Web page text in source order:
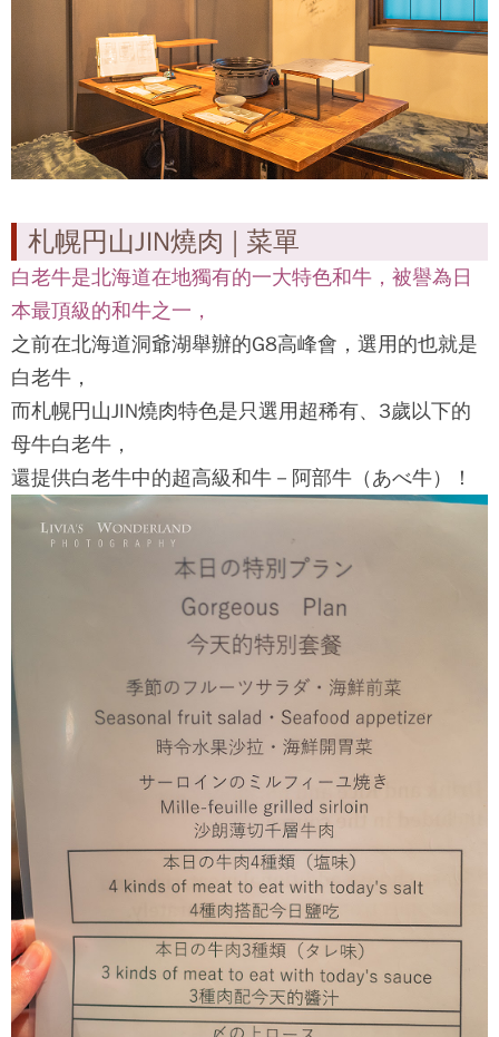
札幌円山JIN燒肉 | 菜單
白老牛是北海道在地獨有的一大特色和牛，被譽為日
本最頂級的和牛之一，
之前在北海道洞爺湖舉辦的G8高峰會，選用的也就是
白老牛，
而札幌円山JIN燒肉特色是只選用超稀有、3歲以下的
母牛白老牛，
還提供白老牛中的超高級和牛－阿部牛（あべ牛）！